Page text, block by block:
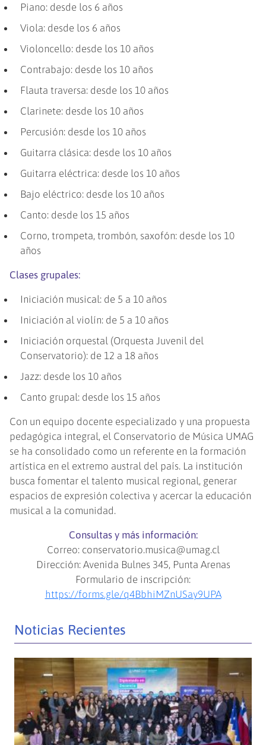
Piano: desde los 6 años
Viola: desde los 6 años
Violoncello: desde los 10 años
Contrabajo: desde los 10 años
Flauta traversa: desde los 10 años
Clarinete: desde los 10 años
Percusión: desde los 10 años
Guitarra clásica: desde los 10 años
Guitarra eléctrica: desde los 10 años
Bajo eléctrico: desde los 10 años
Canto: desde los 15 años
Corno, trompeta, trombón, saxofón: desde los 10
años
Clases grupales:
Iniciación musical: de 5 a 10 años
Iniciación al violín: de 5 a 10 años
Iniciación orquestal (Orquesta Juvenil del
Conservatorio): de 12 a 18 años
Jazz: desde los 10 años
Canto grupal: desde los 15 años
Con un equipo docente especializado y una propuesta
pedagógica integral, el Conservatorio de Música UMAG
se ha consolidado como un referente en la formación
artística en el extremo austral del país. La institución
busca fomentar el talento musical regional, generar
espacios de expresión colectiva y acercar la educación
musical a la comunidad.
Consultas y más información:
Correo: conservatorio.musica@umag.cl
Dirección: Avenida Bulnes 345, Punta Arenas
Formulario de inscripción:
https://forms.gle/q4BbhiMZnUSay9UPA
Noticias Recientes